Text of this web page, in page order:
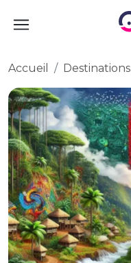
Accueil Destinations